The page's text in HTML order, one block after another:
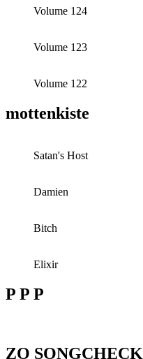
Volume 124
Volume 123
Volume 122
mottenkiste
Satan's Host
Damien
Bitch
Elixir
P P P
ZO SONGCHECK